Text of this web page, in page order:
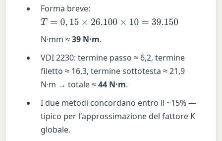
Forma breve:
T= 0,15× 26.100×10=39.150
N·mm ≈39 N·m.
VDI 2230: termine passo ≈ 6,2, termine
filetto ≈ 16,3, termine sottotesta ≈ 21,9
N·m → totale ≈44 N·m.
I due metodi concordano entro il ~15% —
tipico per l'approssimazione del fattore K
globale.